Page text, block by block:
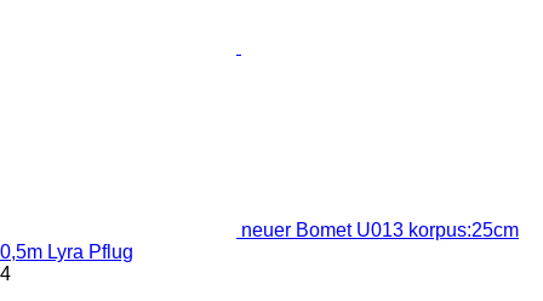
neuer Bomet U013 korpus:25cm
0,5m Lyra Pflug
4